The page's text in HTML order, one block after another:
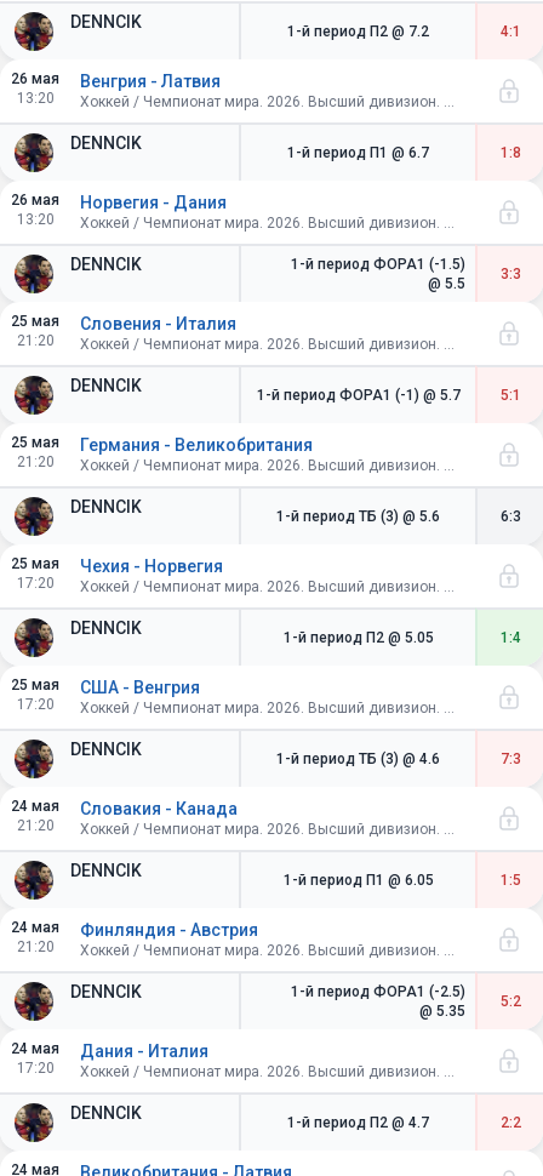
DENNCIK 1-й период П2 @ 7.2 4:1
26 мая
13:20
DENNCIK
Венгрия - Латвия
Хоккей / Чемпионат мира. 2026. Высший дивизион. Швейцария. Групповой этап
1-й период П1 @ 6.7 1:8
26 мая
13:20
DENNCIK
Норвегия - Дания
Хоккей / Чемпионат мира. 2026. Высший дивизион. Швейцария. Групповой этап
1-й период ФОРА1 (-1.5)
@ 5.5
3:3
25 мая
21:20
DENNCIK
Словения - Италия
Хоккей / Чемпионат мира. 2026. Высший дивизион. Швейцария. Групповой этап
1-й период ФОРА1 (-1) @ 5.7 5:1
25 мая
21:20
DENNCIK
Германия - Великобритания
Хоккей / Чемпионат мира. 2026. Высший дивизион. Швейцария. Групповой этап
1-й период ТБ (3) @ 5.6 6:3
25 мая
17:20
DENNCIK
Чехия - Норвегия
Хоккей / Чемпионат мира. 2026. Высший дивизион. Швейцария. Групповой этап
1-й период П2 @ 5.05 1:4
25 мая
17:20
DENNCIK
США - Венгрия
Хоккей / Чемпионат мира. 2026. Высший дивизион. Швейцария. Групповой этап
1-й период ТБ (3) @ 4.6 7:3
24 мая
21:20
DENNCIK
Словакия - Канада
Хоккей / Чемпионат мира. 2026. Высший дивизион. Швейцария. Групповой этап
1-й период П1 @ 6.05 1:5
24 мая
21:20
DENNCIK
Финляндия - Австрия
Хоккей / Чемпионат мира. 2026. Высший дивизион. Швейцария. Групповой этап
1-й период ФОРА1 (-2.5)
@ 5.35
5:2
24 мая
17:20
DENNCIK
Дания - Италия
Хоккей / Чемпионат мира. 2026. Высший дивизион. Швейцария. Групповой этап
1-й период П2 @ 4.7 2:2
24 мая